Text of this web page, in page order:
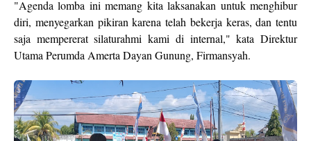
"Agenda lomba ini memang kita laksanakan untuk menghibur
diri, menyegarkan pikiran karena telah bekerja keras, dan tentu
saja mempererat silaturahmi kami di internal," kata Direktur
Utama Perumda Amerta Dayan Gunung, Firmansyah.